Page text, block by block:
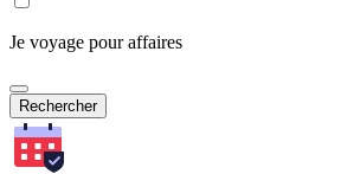
Je voyage pour affaires
Rechercher